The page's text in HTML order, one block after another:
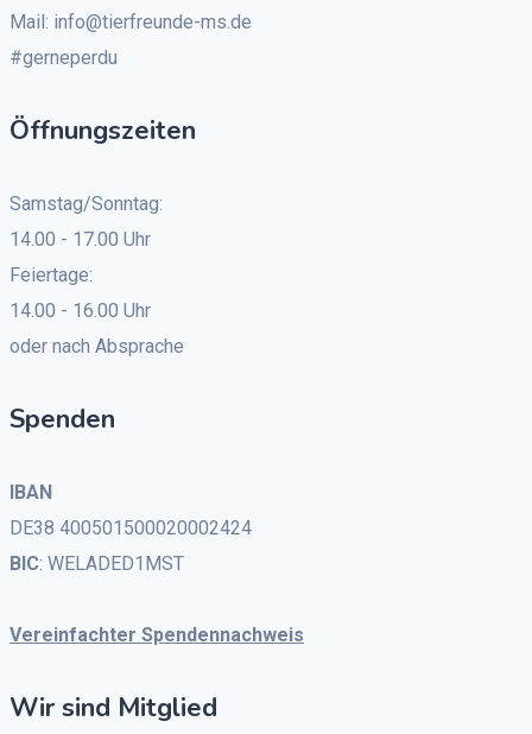
Mail: info@tierfreunde-ms.de
#gerneperdu
Öffnungszeiten
Samstag/Sonntag:
14.00 - 17.00 Uhr
Feiertage:
14.00 - 16.00 Uhr
oder nach Absprache
Spenden
IBAN
DE38 400501500020002424
BIC: WELADED1MST
Vereinfachter Spendennachweis
Wir sind Mitglied